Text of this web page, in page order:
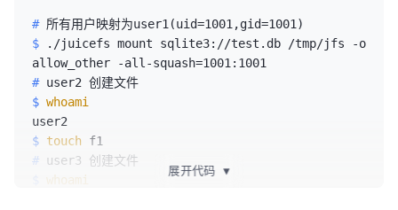
# 所有用户映射为user1(uid=1001,gid=1001)
$
./juicefs mount sqlite3://test.db /tmp/jfs -o
allow_other -all-squash=1001:1001
# user2 创建文件
$ whoami
$ touch f1
# user3 创建文件
whoami
展开代码 ▼